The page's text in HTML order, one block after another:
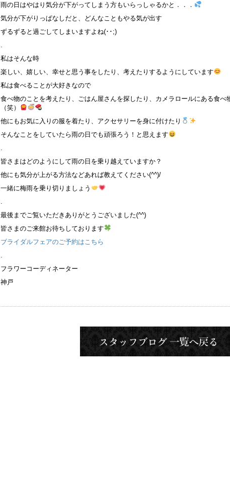
雨の日はやはり気分が下がってしまう方もいらっしゃるかと．．．
気分が下がりっぱなしだと、どんなこともやる気が出す
ずるずると過ごしてしまいますよね(･･;)
私はそんな時
楽しい、嬉しい、幸せと思う事をしたり、考えたりするようにしています
私は食べることが大好きなので
食べ物のことを考えたり、ごはん屋さんを探したり、カメラロールにある食べ
（笑）
他にもお気に入りの服を着たり、アクセサリーを身に付けたり
そんなことをしていたら雨の日でも頑張ろう！と思えます
皆さまはどのようにして雨の日を乗り越えていますか？
他にも気分が上がる方法などあれば教えてください(^^)/
一緒に梅雨を乗り切りましょう
最後までご覧いただきありがとうございました(^^)
皆さまのご来館お待ちしております
ブライダルフェアのご予約はこちら
フラワーコーディネーター
神戸